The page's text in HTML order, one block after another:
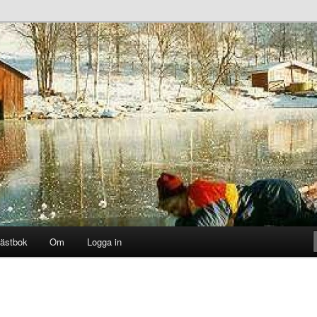
Om Logga in